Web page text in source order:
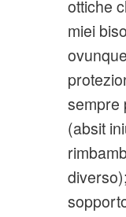
ottiche
miei
sempre
(absit